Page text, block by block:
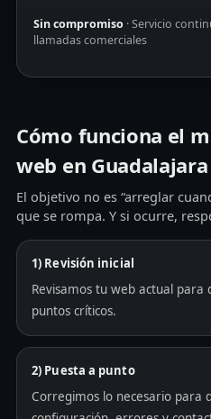
Sin compromiso · Servicio
llamadas comerciales
Cómo funciona el
web en Guadalajara
El objetivo no es “arreglar
que se rompa. Y si ocurre,
1) Revisión inicial
Revisamos tu web actual
puntos críticos.
2) Puesta a punto
Corregimos lo necesario para